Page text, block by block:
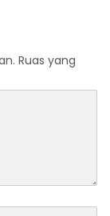
Ruas yang